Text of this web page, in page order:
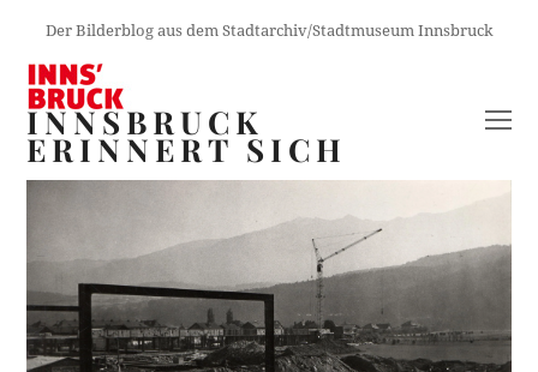
Der Bilderblog aus dem Stadtarchiv/Stadtmuseum Innsbruck
INNSBRUCK
ERINNERT SICH